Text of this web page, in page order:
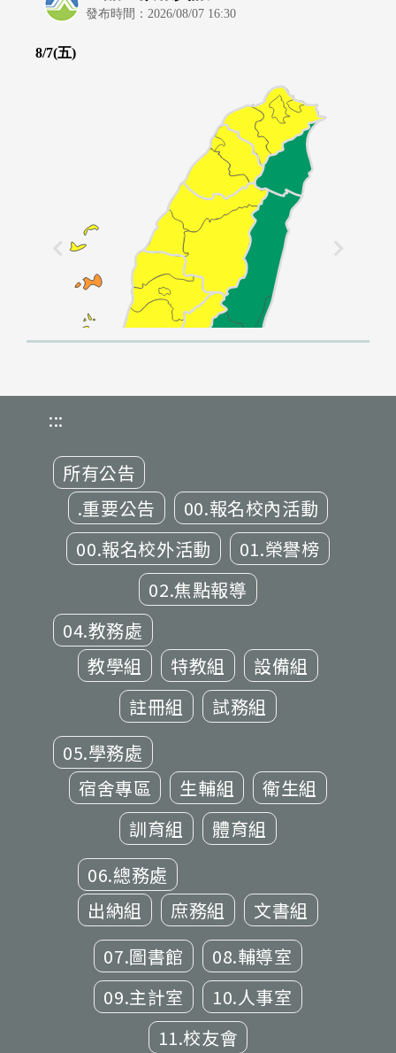
:::
所有公告
.重要公告
00.報名校內活動
00.報名校外活動
01.榮譽榜
02.焦點報導
04.教務處
教學組
特教組
設備組
註冊組
試務組
05.學務處
宿舍專區
生輔組
衛生組
訓育組
體育組
06.總務處
出納組
庶務組
文書組
07.圖書館
08.輔導室
09.主計室
10.人事室
11.校友會